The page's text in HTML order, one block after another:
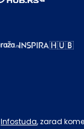
Infostuda, zarad